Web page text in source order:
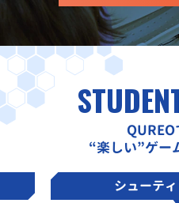
“楽しい”ゲー
シューテ